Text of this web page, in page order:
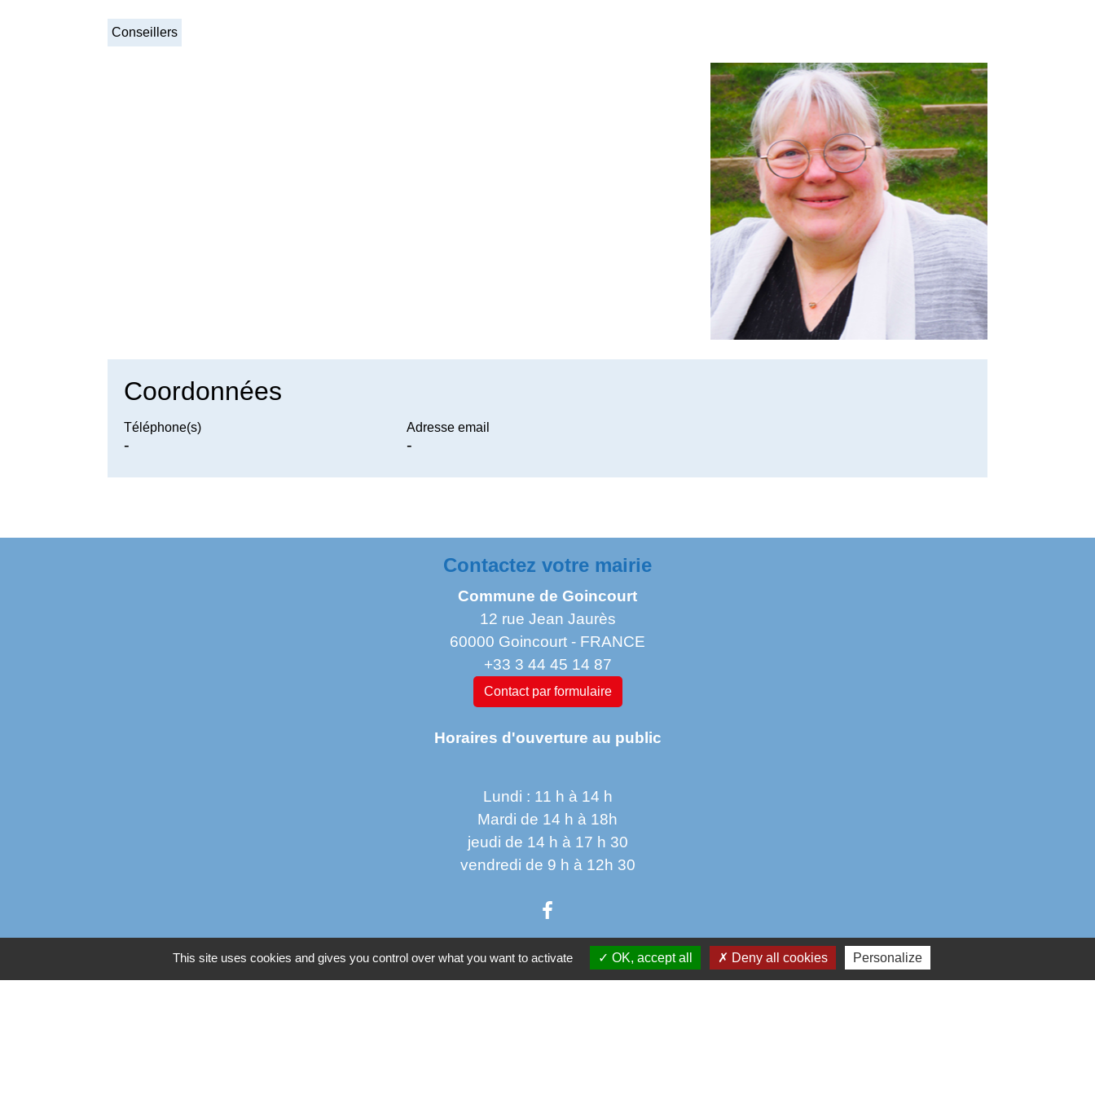
Conseillers
Coordonnées
Téléphone(s)
-
Adresse email
-
Contactez votre mairie
Commune de Goincourt
12 rue Jean Jaurès
60000 Goincourt - FRANCE
+33 3 44 45 14 87
Contact par formulaire
Horaires d'ouverture au public
Lundi : 11 h à 14 h
Mardi de 14 h à 18h
jeudi de 14 h à 17 h 30
vendredi de 9 h à 12h 30
Liens Partenaires institutionnels
This site uses cookies and gives you control over what you want to activate OK, accept all Deny all cookies Personalize